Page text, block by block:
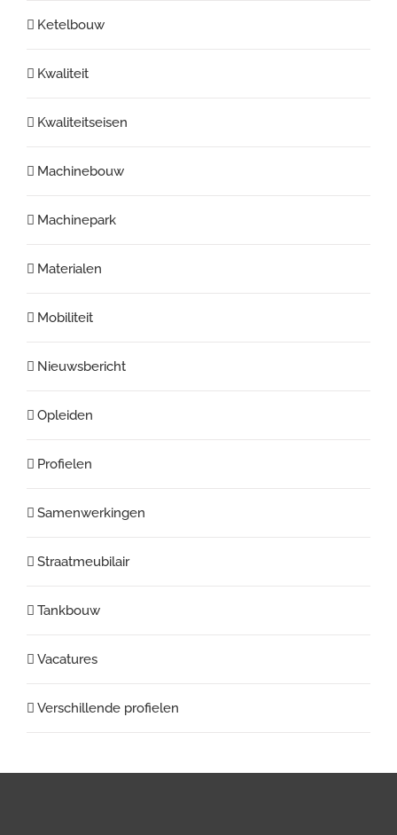
Ketelbouw
Kwaliteit
Kwaliteitseisen
Machinebouw
Machinepark
Materialen
Mobiliteit
Nieuwsbericht
Opleiden
Profielen
Samenwerkingen
Straatmeubilair
Tankbouw
Vacatures
Verschillende profielen